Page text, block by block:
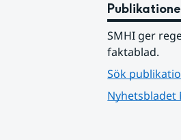
SMHI ger
faktablad.
Sök
Nyhetsbladet